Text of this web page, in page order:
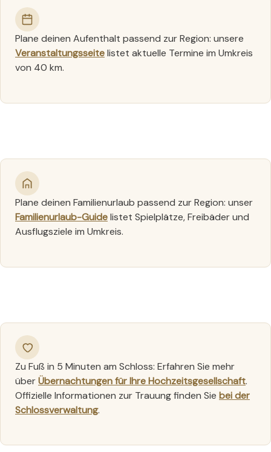
Plane deinen Aufenthalt passend zur Region: unsere
Veranstaltungsseitelistet aktuelle Termine im Umkreis
von 40 km.
Plane deinen Familienurlaub passend zur Region: unser
Familienurlaub-Guidelistet Spielplätze, Freibäder und
Ausflugsziele im Umkreis.
Zu Fuß in 5 Minuten am Schloss: Erfahren Sie mehr
überÜbernachtungen für Ihre Hochzeitsgesellschaft.
Offizielle Informationen zur Trauung finden Sie bei der
Schlossverwaltung.